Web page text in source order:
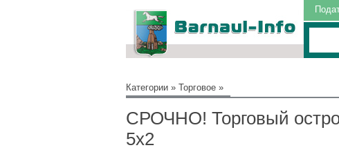
Категории » Торговое »
СРОЧНО! Торговый
5х2